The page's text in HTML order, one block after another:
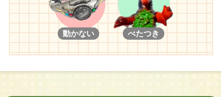
動かない べたつき